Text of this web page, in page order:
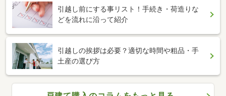
引越し前にする事リスト！手続き・荷造りな
どを流れに沿って紹介
引越しの挨拶は必要？適切な時間や粗品・手
土産の選び方